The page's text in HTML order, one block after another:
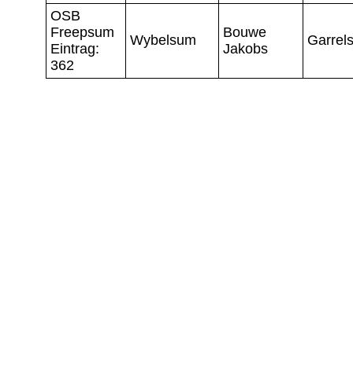
OSB
Freepsum
Eintrag:
362
Wybelsum
Bouwe
Jakobs
Garrels